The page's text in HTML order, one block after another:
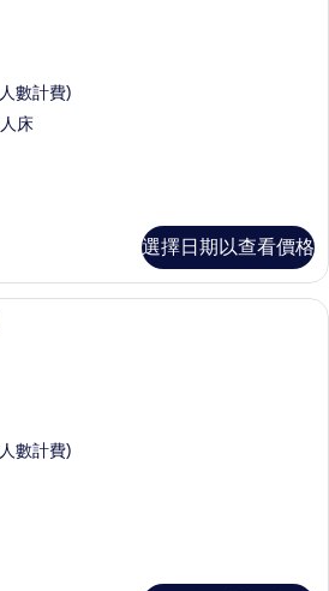
數計費)
床
選擇日期以查看價格
蜜月套房, 1 間臥室, 海濱 | 高級寢具
數計費)